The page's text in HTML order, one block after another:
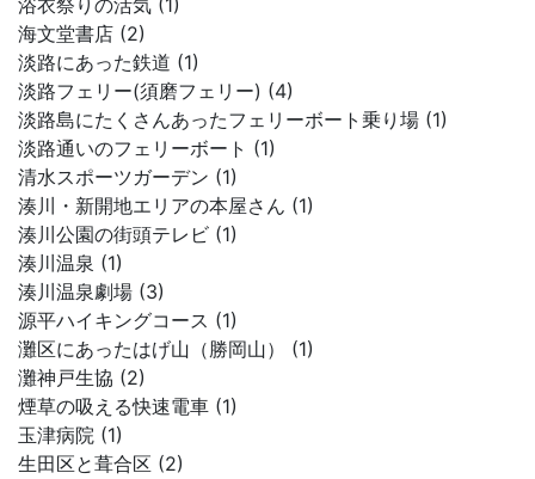
浴衣祭りの活気 (1)
海文堂書店 (2)
淡路にあった鉄道 (1)
淡路フェリー(須磨フェリー) (4)
淡路島にたくさんあったフェリーボート乗り場 (1)
淡路通いのフェリーボート (1)
清水スポーツガーデン (1)
湊川・新開地エリアの本屋さん (1)
湊川公園の街頭テレビ (1)
湊川温泉 (1)
湊川温泉劇場 (3)
源平ハイキングコース (1)
灘区にあったはげ山（勝岡山） (1)
灘神戸生協 (2)
煙草の吸える快速電車 (1)
玉津病院 (1)
生田区と葺合区 (2)